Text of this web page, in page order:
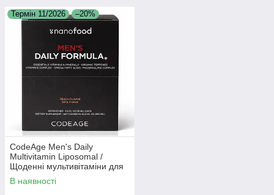
Термін 11/2026 –20%
CodeAge Men's Daily
Multivitamin Liposomal /
Щоденні мультивітаміни для
чоловіків ліпосомальні 30
саше Термін 11/2026
В наявності